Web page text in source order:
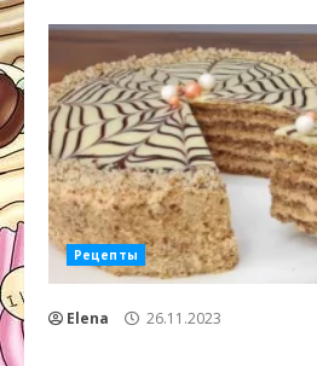
Рецепты
Elena 26.11.2023